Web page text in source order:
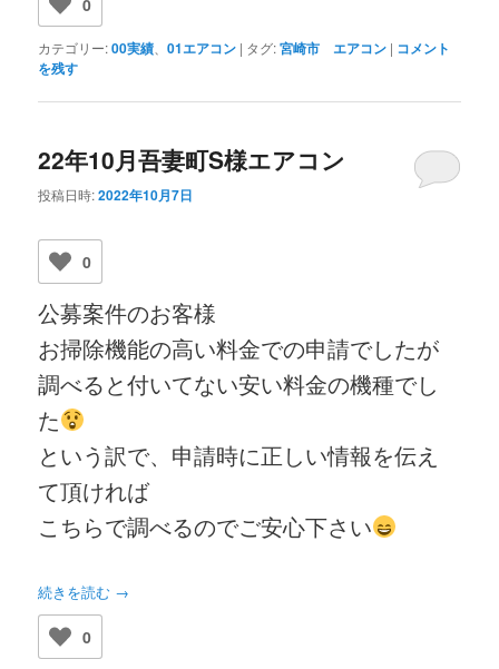
0
カテゴリー:00実績 、01エアコン | タグ:宮崎市 エアコン | コメント
を残す
22年10月吾妻町S様エアコン
投稿日時:2022年10月7日
0
公募案件のお客様
お掃除機能の高い料金での申請でしたが
調べると付いてない安い料金の機種でし
た
という訳で、申請時に正しい情報を伝え
て頂ければ
こちらで調べるのでご安心下さい
続きを読む →
0